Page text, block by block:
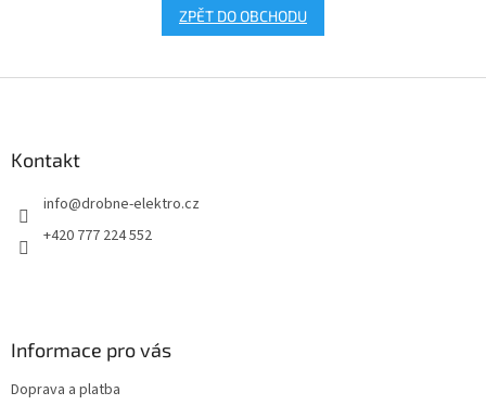
ZPĚT DO OBCHODU
Kontakt
info@drobne-elektro.cz
+420 777 224 552
Informace pro vás
Doprava a platba